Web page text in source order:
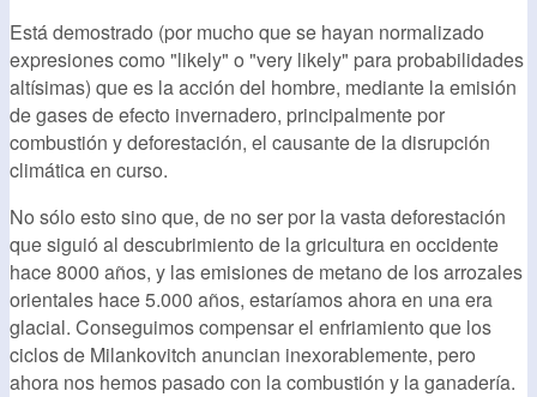
Está demostrado (por mucho que se hayan normalizado
expresiones como "likely" o "very likely" para probabilidades
altísimas) que es la acción del hombre, mediante la emisión
de gases de efecto invernadero, principalmente por
combustión y deforestación, el causante de la disrupción
climática en curso.
No sólo esto sino que, de no ser por la vasta deforestación
que siguió al descubrimiento de la gricultura en occidente
hace 8000 años, y las emisiones de metano de los arrozales
orientales hace 5.000 años, estaríamos ahora en una era
glacial. Conseguimos compensar el enfriamiento que los
ciclos de Milankovitch anuncian inexorablemente, pero
ahora nos hemos pasado con la combustión y la ganadería.